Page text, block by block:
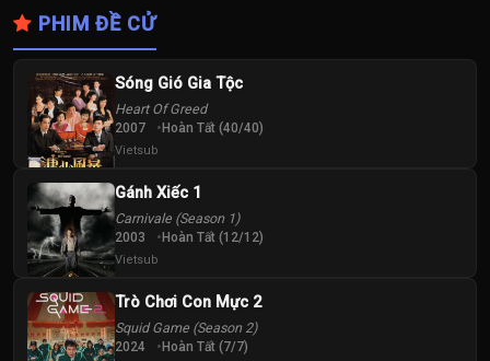
PHIM ĐỀ CỬ
Sóng Gió Gia Tộc
Heart Of Greed
2007 Hoàn Tất (40/40)
Vietsub
Gánh Xiếc 1
Carnivale (Season 1)
2003 Hoàn Tất (12/12)
Vietsub
Trò Chơi Con Mực 2
Squid Game (Season 2)
2024 Hoàn Tất (7/7)